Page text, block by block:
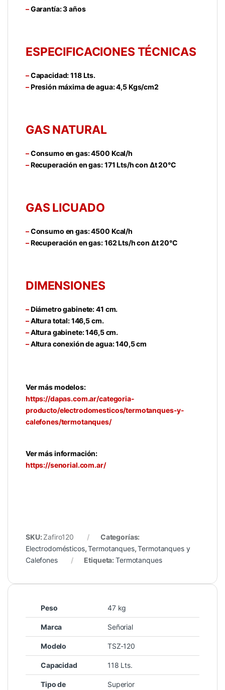
–Garantía: 3 años
ESPECIFICACIONES TÉCNICAS
–Capacidad: 118 Lts.
–Presión máxima de agua: 4,5 Kgs/cm2
GAS NATURAL
–Consumo en gas: 4500 Kcal/h
–Recuperación en gas: 171 Lts/h con Δt 20°C
GAS LICUADO
–Consumo en gas: 4500 Kcal/h
–Recuperación en gas: 162 Lts/h con Δt 20°C
DIMENSIONES
–Diámetro gabinete: 41 cm.
–Altura total: 146,5 cm.
–Altura gabinete: 146,5 cm.
–Altura conexión de agua: 140,5 cm
Ver más modelos:
https://dapas.com.ar/categoria-
producto/electrodomesticos/termotanques-y-
calefones/termotanques/
Ver más información:
https://senorial.com.ar/
SKU:Zafiro120
Categorías:
Electrodomésticos,Termotanques,Termotanques y
Calefones
Etiqueta:Termotanques
Peso 47 kg
Marca Señorial
Modelo TSZ-120
Capacidad 118 Lts.
Tipo de
Superior